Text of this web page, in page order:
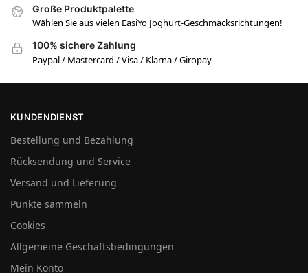
Große Produktpalette
Wählen Sie aus vielen EasiYo Joghurt-Geschmacksrichtungen!
100% sichere Zahlung
Paypal / Mastercard / Visa / Klarna / Giropay
KUNDENDIENST
Bestellung und Bezahlung
Rücksendung und Service
Versand und Lieferung
Punkte sammeln
Cookies
Allgemeine Geschäftsbedingungen
Mein Konto